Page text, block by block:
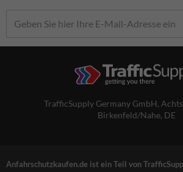
TrafficSupply Germany GmbH,
Birkenfeld/Nahe, DE
Anfahrschutzkaufen.de ist ein Teil von